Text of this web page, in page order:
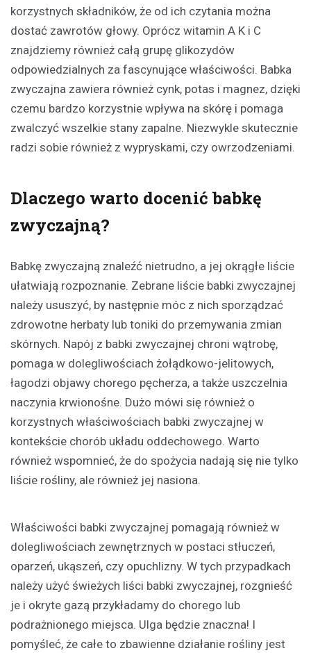
korzystnych składników, że od ich czytania można
dostać zawrotów głowy. Oprócz witamin A K i C
znajdziemy również całą grupę glikozydów
odpowiedzialnych za fascynujące właściwości. Babka
zwyczajna zawiera również cynk, potas i magnez, dzięki
czemu bardzo korzystnie wpływa na skórę i pomaga
zwalczyć wszelkie stany zapalne. Niezwykle skutecznie
radzi sobie również z wypryskami, czy owrzodzeniami.
Dlaczego warto docenić babkę
zwyczajną?
Babkę zwyczajną znaleźć nietrudno, a jej okrągłe liście
ułatwiają rozpoznanie. Zebrane liście babki zwyczajnej
należy ususzyć, by następnie móc z nich sporządzać
zdrowotne herbaty lub toniki do przemywania zmian
skórnych. Napój z babki zwyczajnej chroni wątrobę,
pomaga w dolegliwościach żołądkowo-jelitowych,
łagodzi objawy chorego pęcherza, a także uszczelnia
naczynia krwionośne. Dużo mówi się również o
korzystnych właściwościach babki zwyczajnej w
kontekście chorób układu oddechowego. Warto
również wspomnieć, że do spożycia nadają się nie tylko
liście rośliny, ale również jej nasiona.
Właściwości babki zwyczajnej pomagają również w
dolegliwościach zewnętrznych w postaci stłuczeń,
oparzeń, ukąszeń, czy opuchlizny. W tych przypadkach
należy użyć świeżych liści babki zwyczajnej, rozgnieść
je i okryte gazą przykładamy do chorego lub
podrażnionego miejsca. Ulga będzie znaczna! I
pomyśleć, że całe to zbawienne działanie rośliny jest